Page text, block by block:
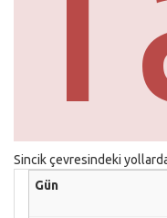
Sincik çevresindeki